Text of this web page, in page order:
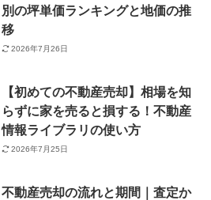
別の坪単価ランキングと地価の推
移
2026年7月26日
【初めての不動産売却】相場を知
らずに家を売ると損する！不動産
情報ライブラリの使い方
2026年7月25日
不動産売却の流れと期間｜査定か